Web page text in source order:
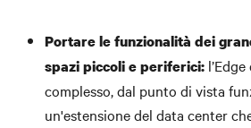
Portare le funzionalità dei
spazi piccoli e periferici:
complesso, dal punto di vista
un'estensione del data center